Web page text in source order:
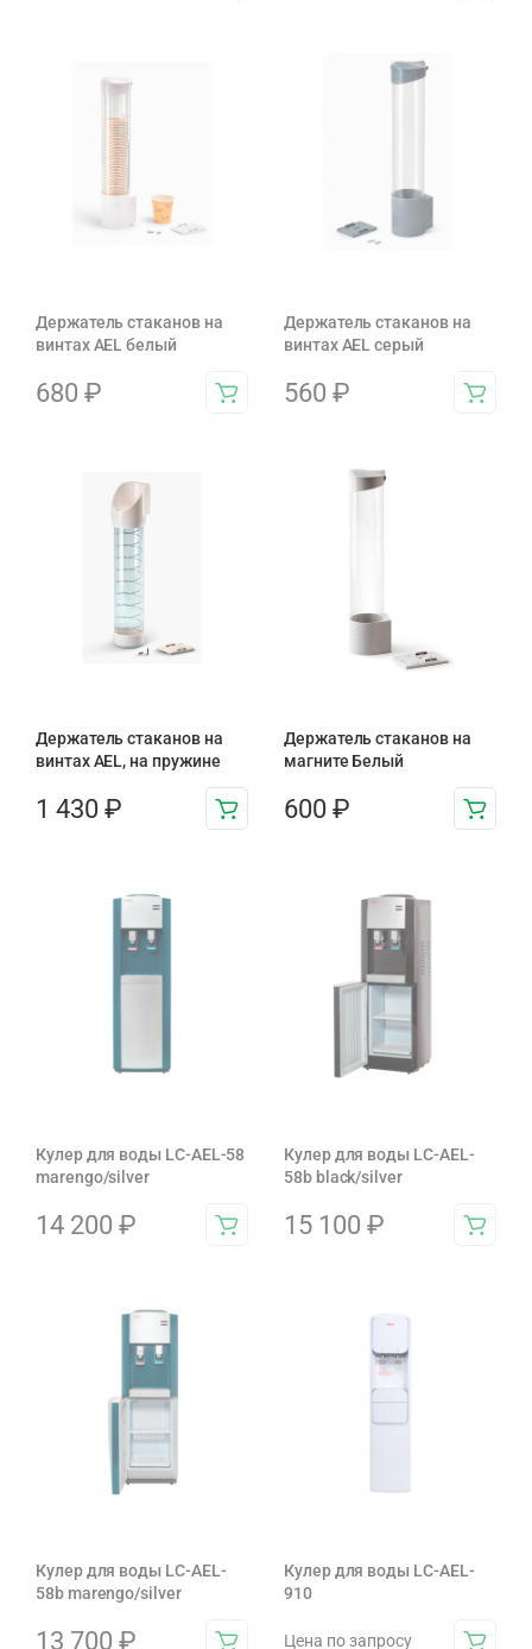
Держатель стаканов на
винтах AEL белый
680 ₽
Держатель стаканов на
винтах AEL серый
560 ₽
Держатель стаканов на
винтах AEL, на пружине
1 430 ₽
Держатель стаканов на
магните Белый
600 ₽
Кулер для воды LC-AEL-58
marengo/silver
14 200 ₽
Кулер для воды LC-AEL-
58b black/silver
15 100 ₽
Кулер для воды LC-AEL-
58b marengo/silver
13 700 ₽
Кулер для воды LC-AEL-
910
Цена по запросу